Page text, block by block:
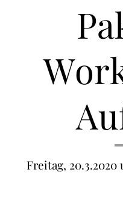
Freitag, 20.3.2020